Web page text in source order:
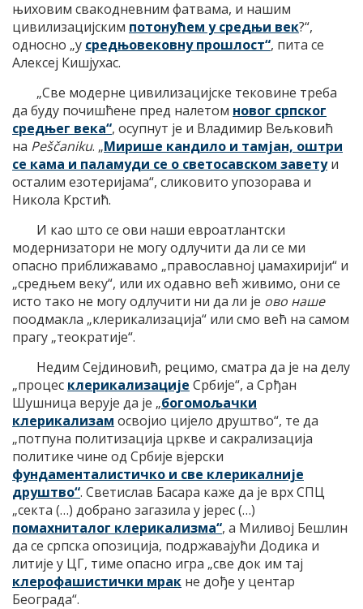
њиховим свакодневним фатвама, и нашим
цивилизацијским потонућем у средњи век?“,
односно „у средњовековну прошлост“, пита се
Алексеј Кишјухас.
„Све модерне цивилизацијске тековине треба
да буду почишћене пред налетом новог српског
средњег века“, осупнут је и Владимир Вељковић
на Peščaniku. „Мирише кандило и тамјан, оштри
се кама и паламуди се о светосавском заветуи
осталим езотеријама“, сликовито упозорава и
Никола Крстић.
И као што се ови наши евроатлантски
модернизатори не могу одлучити да ли се ми
опасно приближавамо „православној џамахирији“ и
„средњем веку“, или их одавно већ живимо, они се
исто тако не могу одлучити ни да ли је ово наше
поодмакла „клерикализација“ или смо већ на самом
прагу „теократије“.
Недим Сејдиновић, рецимо, сматра да је на делу
„процес клерикализације Србије“, а Срђан
Шушница верује да је „богомољачки
клерикализам освојио цијело друштво“, те да
„потпуна политизација цркве и сакрализација
политике чине од Србије вјерски
фундаменталистичко и све клерикалније
друштво“. Светислав Басара каже да је врх СПЦ
„секта (…) добрано загазила у јерес (…)
помахниталог клерикализма“, а Миливој Бешлин
да се српска опозиција, подржавајући Додика и
литије у ЦГ, тиме опасно игра „све док им тај
клерофашистички мрак не дође у центар
Београда“.